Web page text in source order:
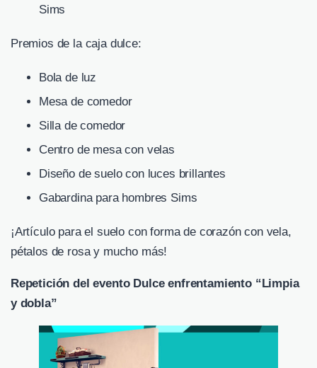
Sims
Premios de la caja dulce:
Bola de luz
Mesa de comedor
Silla de comedor
Centro de mesa con velas
Diseño de suelo con luces brillantes
Gabardina para hombres Sims
¡Artículo para el suelo con forma de corazón con vela,
pétalos de rosa y mucho más!
Repetición del evento Dulce enfrentamiento “Limpia
y dobla”